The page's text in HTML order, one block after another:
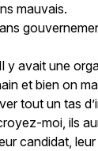
mauvais.
y avait une
et bien on
tout un tas
moi, ils
candidat,